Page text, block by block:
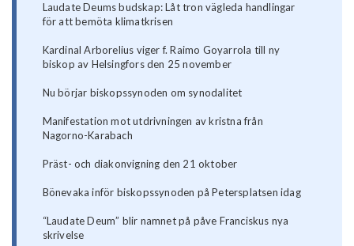
Laudate Deums budskap: Låt tron vägleda handlingar
för att bemöta klimatkrisen
Kardinal Arborelius viger f. Raimo Goyarrola till ny
biskop av Helsingfors den 25 november
Nu börjar biskopssynoden om synodalitet
Manifestation mot utdrivningen av kristna från
Nagorno-Karabach
Präst- och diakonvigning den 21 oktober
Bönevaka inför biskopssynoden på Petersplatsen idag
“Laudate Deum” blir namnet på påve Franciskus nya
skrivelse